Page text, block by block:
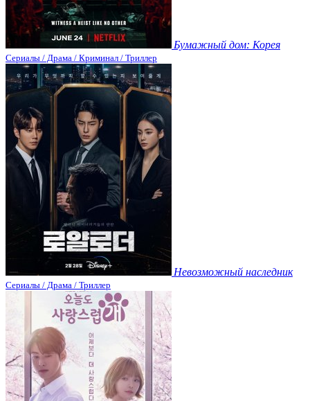
Бумажный дом: Корея
Сериалы / Драма / Криминал / Триллер
Невозможный наследник
Сериалы / Драма / Триллер